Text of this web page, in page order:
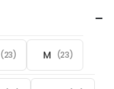
(23) M (23)